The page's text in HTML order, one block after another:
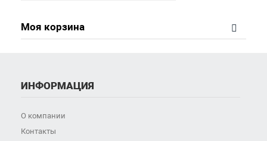
Моя корзина
ИНФОРМАЦИЯ
О компании
Контакты